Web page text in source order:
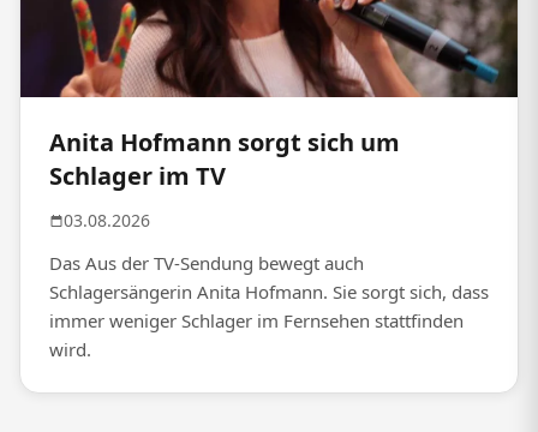
Anita Hofmann sorgt sich um
Schlager im TV
03.08.2026
Das Aus der TV-Sendung bewegt auch
Schlagersängerin Anita Hofmann. Sie sorgt sich, dass
immer weniger Schlager im Fernsehen stattfinden
wird.